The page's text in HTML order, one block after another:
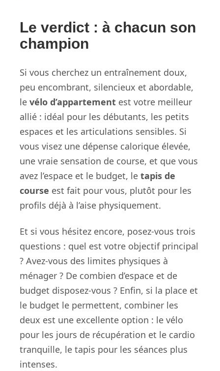
Le verdict : à chacun son
champion
Si vous cherchez un entraînement doux,
peu encombrant, silencieux et abordable,
le vélo d’appartement est votre meilleur
allié : idéal pour les débutants, les petits
espaces et les articulations sensibles. Si
vous visez une dépense calorique élevée,
une vraie sensation de course, et que vous
avez l’espace et le budget, le tapis de
course est fait pour vous, plutôt pour les
profils déjà à l’aise physiquement.
Et si vous hésitez encore, posez-vous trois
questions : quel est votre objectif principal
? Avez-vous des limites physiques à
ménager ? De combien d’espace et de
budget disposez-vous ? Enfin, si la place et
le budget le permettent, combiner les
deux est une excellente option : le vélo
pour les jours de récupération et le cardio
tranquille, le tapis pour les séances plus
intenses.